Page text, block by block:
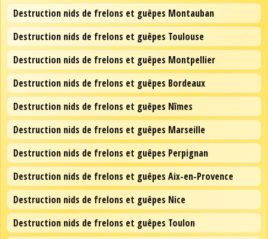
Destruction nids de frelons et guêpes Montauban
Destruction nids de frelons et guêpes Toulouse
Destruction nids de frelons et guêpes Montpellier
Destruction nids de frelons et guêpes Bordeaux
Destruction nids de frelons et guêpes Nîmes
Destruction nids de frelons et guêpes Marseille
Destruction nids de frelons et guêpes Perpignan
Destruction nids de frelons et guêpes Aix-en-Provence
Destruction nids de frelons et guêpes Nice
Destruction nids de frelons et guêpes Toulon